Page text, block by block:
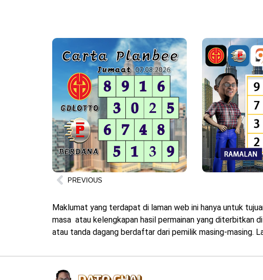
PREVIOUS
Maklumat yang terdapat di laman web ini hanya untuk
masa atau kelengkapan hasil permainan yang diterbitkan
atau tanda dagang berdaftar dari pemilik masing-masing.